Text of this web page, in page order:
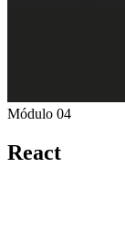
Módulo 04
React